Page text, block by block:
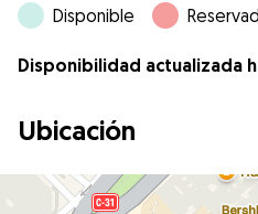
Disponible
Disponibilidad actualizada
Ubicación